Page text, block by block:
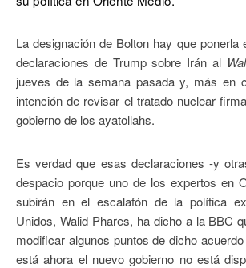
La designación de Bolton hay que ponerla
declaraciones de Trump sobre Irán al
jueves de la semana pasada y, más en
intención de revisar el tratado nuclear
gobierno de los ayatollahs.
Es verdad que esas declaraciones -y
despacio porque uno de los expertos en
subirán en el escalafón de la política
Unidos, Walid Phares, ha dicho a la BBC
modificar algunos puntos de dicho
está ahora el nuevo gobierno no está